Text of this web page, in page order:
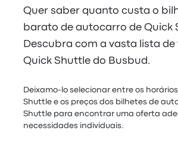
Quer saber quanto custa o
barato de autocarro de Quick
Descubra com a vasta lista
Quick Shuttle do Busbud.
Deixamo-lo selecionar entre os
Shuttle e os preços dos bilhetes de
Shuttle para encontrar uma oferta
necessidades individuais.